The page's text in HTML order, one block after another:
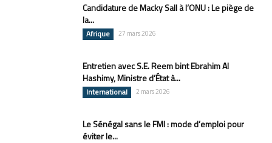
Candidature de Macky Sall à l’ONU : Le piège de
la...
Afrique 27 mars 2026
Entretien avec S.E. Reem bint Ebrahim Al
Hashimy, Ministre d’État à...
International 2 mars 2026
Le Sénégal sans le FMI : mode d’emploi pour
éviter le...